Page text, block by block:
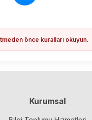
önce kuralları okuyun.
Kurumsal